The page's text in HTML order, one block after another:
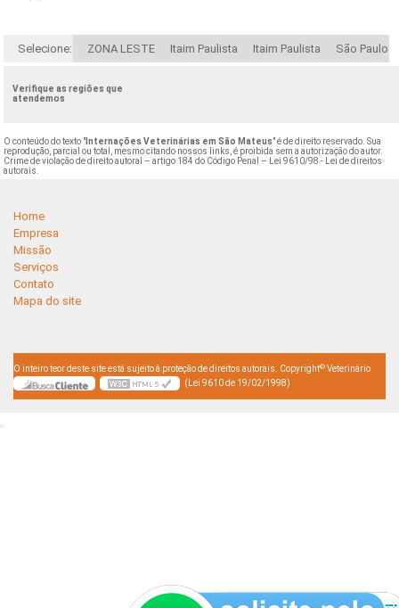
Selecione: ZONA LESTE Itaim Paulista Itaim Paulista São Paulo
Verifique as regiões que
atendemos
O conteúdo do texto " Internações Veterinárias em São Mateus" é de direito reservado. Sua
reprodução, parcial ou total, mesmo citando nossos links, é proibida sem a autorização do autor.
Crime de violação de direito autoral – artigo 184 do Código Penal –
Lei 9610/98 - Lei de direitos
autorais
Home
Empresa
Missão
Serviços
Contato
Mapa do site
O inteiro teor deste site está sujeito à proteção de direitos autorais. Copyright© Veterinário
(Lei 9610 de 19/02/1998)